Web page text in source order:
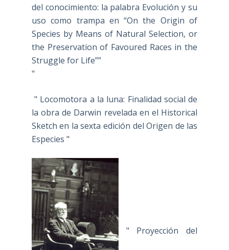
del conocimiento: la palabra Evolución y su
uso como trampa en “On the Origin of
Species by Means of Natural Selection, or
the Preservation of Favoured Races in the
Struggle for Life””
"
" Locomotora a la luna: Finalidad social de
la obra de Darwin revelada en el Historical
Sketch en la sexta edición del Origen de las
Especies "
" Proyección del